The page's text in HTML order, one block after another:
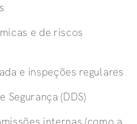
e de riscos
e inspeções regulares
Segurança (DDS)
internas (como a